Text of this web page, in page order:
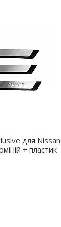
для Nissan
+ пластик